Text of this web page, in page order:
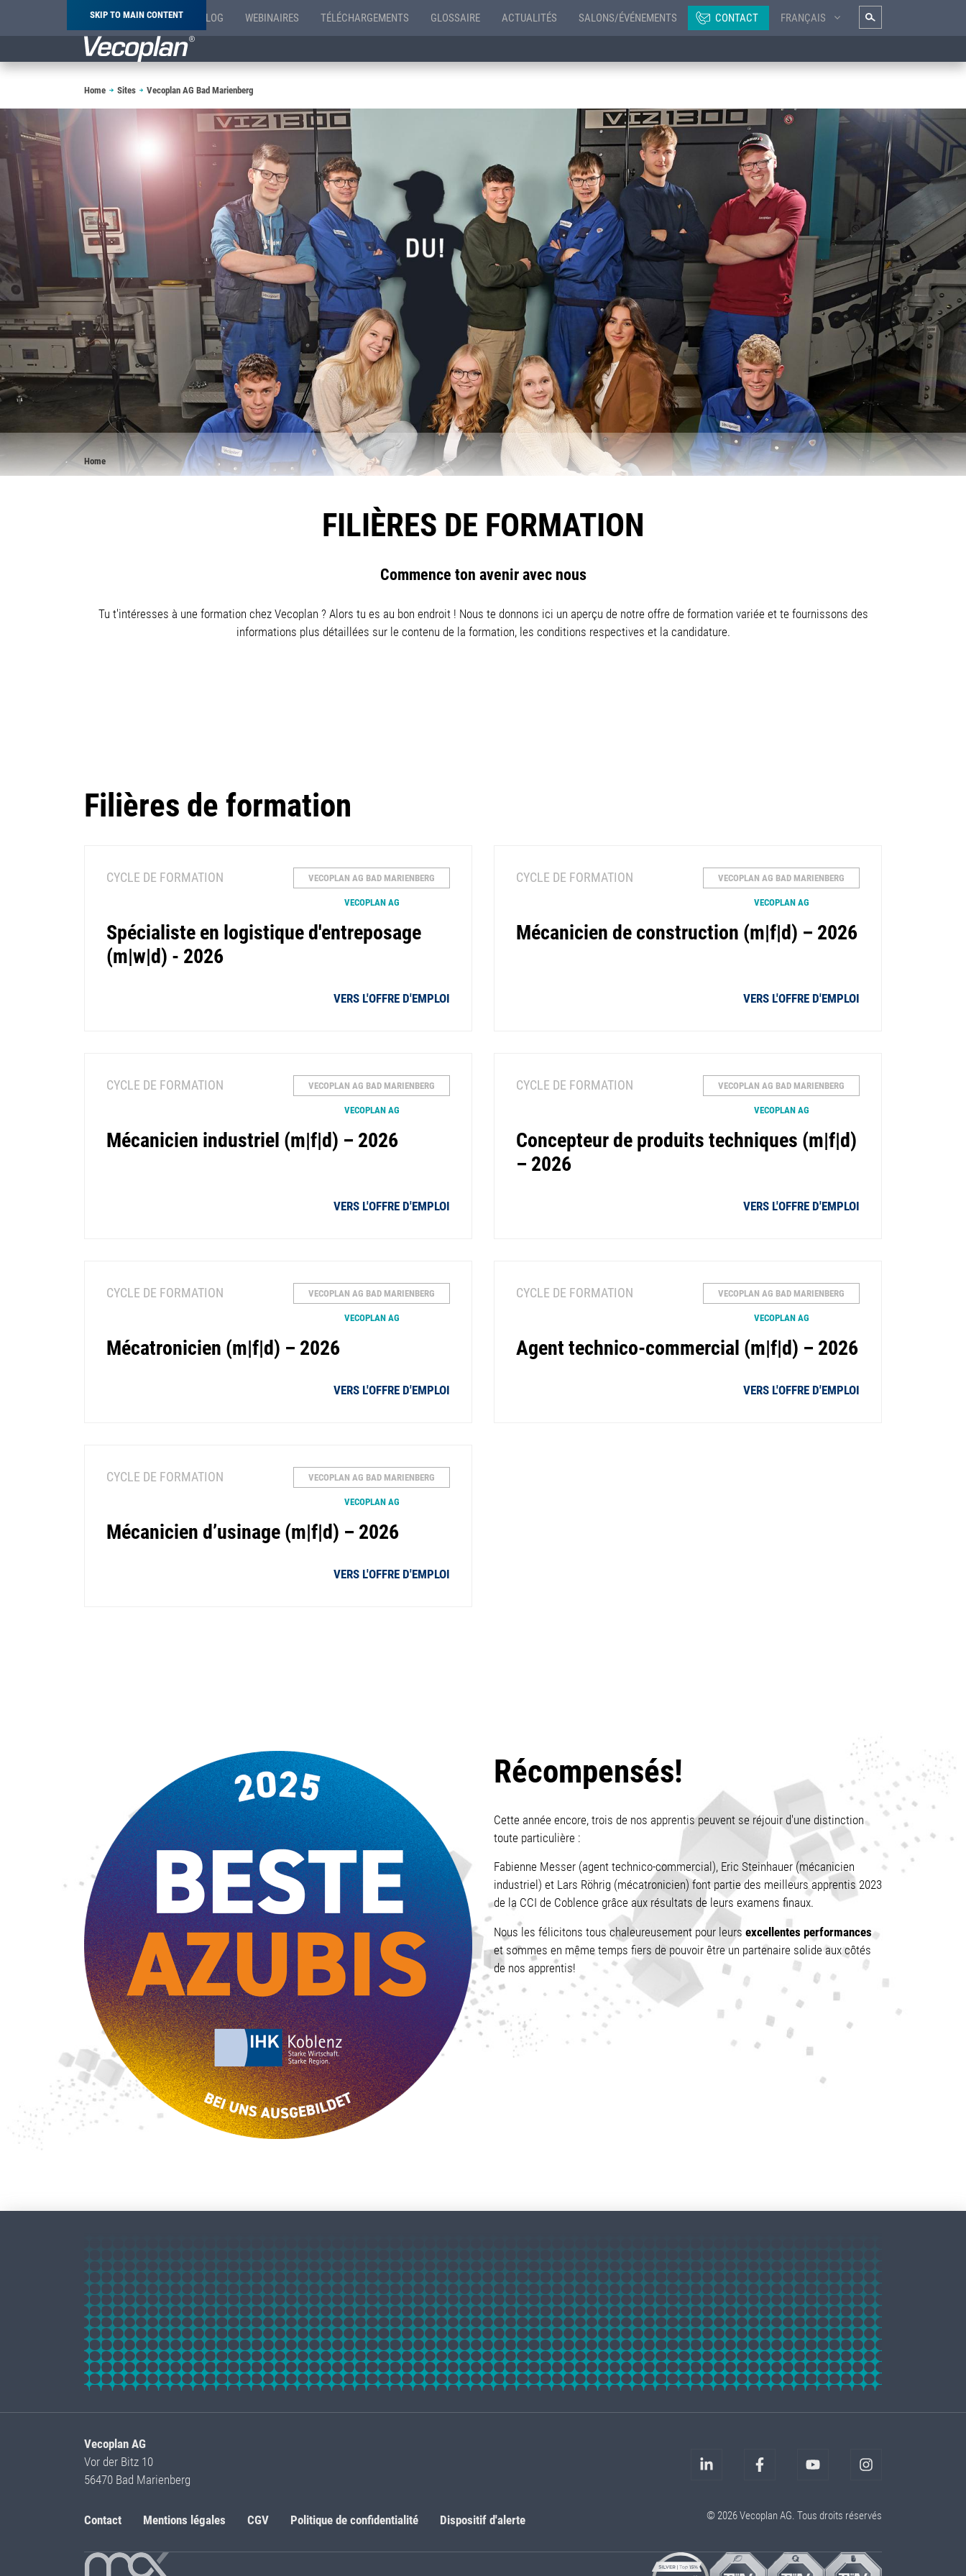
SKIP TO MAIN CONTENT BLOG WEBINAIRES TÉLÉCHARGEMENTS GLOSSAIRE ACTUALITÉS SALONS/ÉVÉNEMENTS CONTACT FRANÇAIS
Breadcrumb
Home Sites Vecoplan AG Bad Marienberg
Breadcrumb
Home
FILIÈRES DE FORMATION
Commence ton avenir avec nous
Tu t'intéresses à une formation chez Vecoplan ? Alors tu es au bon endroit ! Nous te donnons ici un aperçu de notre offre de formation variée et te fournissons des
informations plus détaillées sur le contenu de la formation, les conditions respectives et la candidature.
Filières de formation
CYCLE DE FORMATION
VECOPLAN AG BAD MARIENBERG
VECOPLAN AG
Spécialiste en logistique d'entreposage
(m|w|d) - 2026
VERS L'OFFRE D'EMPLOI
CYCLE DE FORMATION
VECOPLAN AG BAD MARIENBERG
VECOPLAN AG
Mécanicien de construction (m|f|d) – 2026
VERS L'OFFRE D'EMPLOI
CYCLE DE FORMATION
VECOPLAN AG BAD MARIENBERG
VECOPLAN AG
Mécanicien industriel (m|f|d) – 2026
VERS L'OFFRE D'EMPLOI
CYCLE DE FORMATION
VECOPLAN AG BAD MARIENBERG
VECOPLAN AG
Concepteur de produits techniques (m|f|d)
– 2026
VERS L'OFFRE D'EMPLOI
CYCLE DE FORMATION
VECOPLAN AG BAD MARIENBERG
VECOPLAN AG
Mécatronicien (m|f|d) – 2026
VERS L'OFFRE D'EMPLOI
CYCLE DE FORMATION
VECOPLAN AG BAD MARIENBERG
VECOPLAN AG
Agent technico-commercial (m|f|d) – 2026
VERS L'OFFRE D'EMPLOI
CYCLE DE FORMATION
VECOPLAN AG BAD MARIENBERG
VECOPLAN AG
Mécanicien d’usinage (m|f|d) – 2026
VERS L'OFFRE D'EMPLOI
Récompensés!
Cette année encore, trois de nos apprentis peuvent se réjouir d'une distinction
toute particulière :
Fabienne Messer (agent technico-commercial), Eric Steinhauer (mécanicien
industriel) et Lars Röhrig (mécatronicien) font partie des meilleurs apprentis 2023
de la CCI de Coblence grâce aux résultats de leurs examens finaux.
Nous les félicitons tous chaleureusement pour leurs excellentes performances
et sommes en même temps fiers de pouvoir être un partenaire solide aux côtés
de nos apprentis!
Vecoplan AG
Vor der Bitz 10
56470 Bad Marienberg
Contact Mentions légales CGV Politique de confidentialité Dispositif d'alerte © 2026 Vecoplan AG. Tous droits réservés